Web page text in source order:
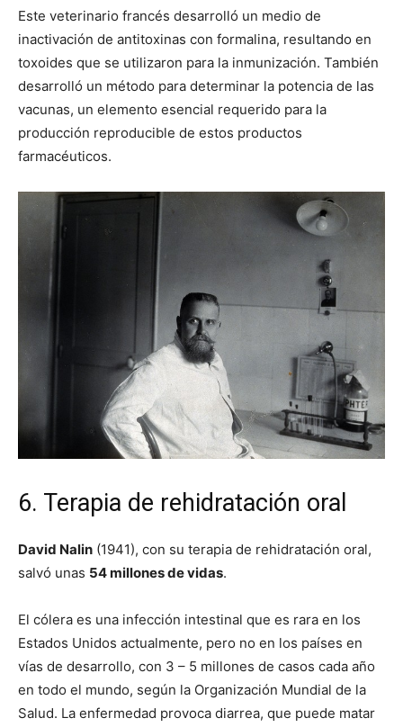
Este veterinario francés desarrolló un medio de
inactivación de antitoxinas con formalina, resultando en
toxoides que se utilizaron para la inmunización. También
desarrolló un método para determinar la potencia de las
vacunas, un elemento esencial requerido para la
producción reproducible de estos productos
farmacéuticos.
6. Terapia de rehidratación oral
David Nalin (1941), con su terapia de rehidratación oral,
salvó unas 54 millones de vidas.
El cólera es una infección intestinal que es rara en los
Estados Unidos actualmente, pero no en los países en
vías de desarrollo, con 3 – 5 millones de casos cada año
en todo el mundo, según la Organización Mundial de la
Salud. La enfermedad provoca diarrea, que puede matar